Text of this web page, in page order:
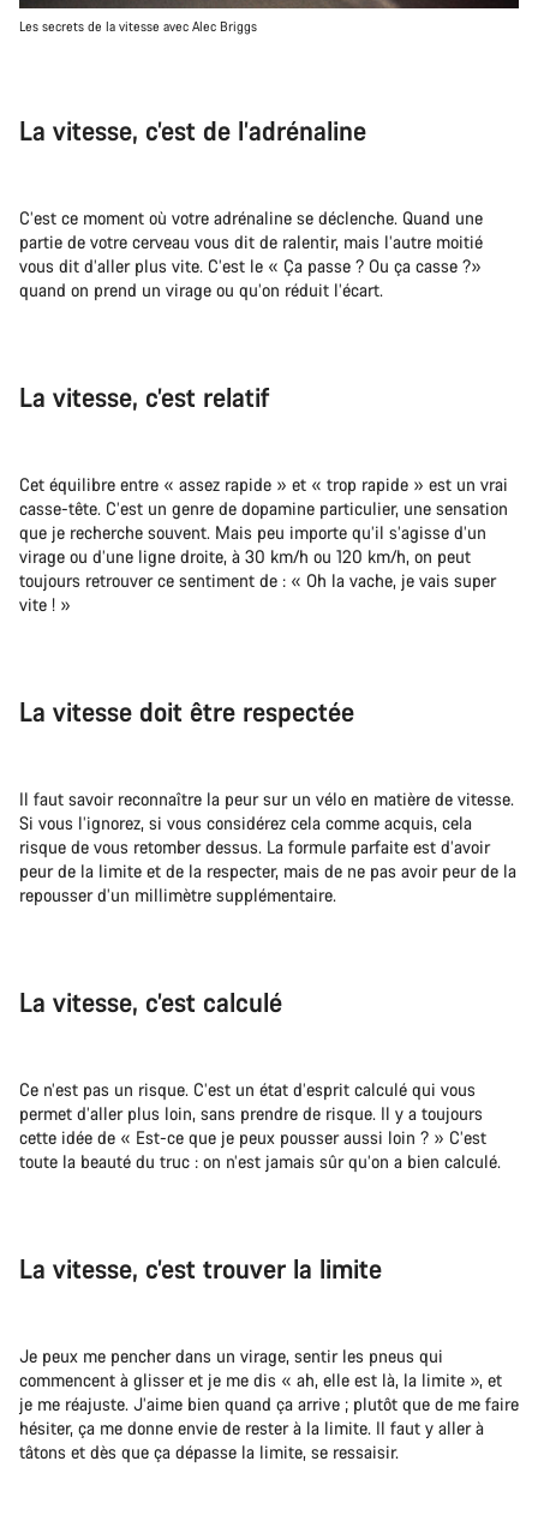
Les secrets de la vitesse avec Alec Briggs
La vitesse, c’est de l’adrénaline
C’est ce moment où votre adrénaline se déclenche. Quand une
partie de votre cerveau vous dit de ralentir, mais l’autre moitié
vous dit d’aller plus vite. C’est le « Ça passe ? Ou ça casse ?»
quand on prend un virage ou qu’on réduit l’écart.
La vitesse, c’est relatif
Cet équilibre entre « assez rapide » et « trop rapide » est un vrai
casse-tête. C’est un genre de dopamine particulier, une sensation
que je recherche souvent. Mais peu importe qu’il s’agisse d’un
virage ou d’une ligne droite, à 30 km/h ou 120 km/h, on peut
toujours retrouver ce sentiment de : « Oh la vache, je vais super
vite ! »
La vitesse doit être respectée
Il faut savoir reconnaître la peur sur un vélo en matière de vitesse.
Si vous l’ignorez, si vous considérez cela comme acquis, cela
risque de vous retomber dessus. La formule parfaite est d’avoir
peur de la limite et de la respecter, mais de ne pas avoir peur de la
repousser d’un millimètre supplémentaire.
La vitesse, c’est calculé
Ce n’est pas un risque. C’est un état d’esprit calculé qui vous
permet d’aller plus loin, sans prendre de risque. Il y a toujours
cette idée de « Est-ce que je peux pousser aussi loin ? » C’est
toute la beauté du truc : on n’est jamais sûr qu’on a bien calculé.
La vitesse, c’est trouver la limite
Je peux me pencher dans un virage, sentir les pneus qui
commencent à glisser et je me dis « ah, elle est là, la limite », et
je me réajuste. J’aime bien quand ça arrive ; plutôt que de me faire
hésiter, ça me donne envie de rester à la limite. Il faut y aller à
tâtons et dès que ça dépasse la limite, se ressaisir.